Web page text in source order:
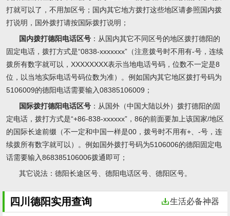
打就可以了，不用加区号；国内其它地方拨打这些地区请参照国内拨
打说明，国外拨打请按国际拨打说明；
国内拨打德阳电话区号：从国内其它不同区号的地区拨打德阳的
固定电话，拨打方式是“0838-xxxxxxx”（注意拨号时不用有-号，连续
拨所有数字就可以，XXXXXXXX表示当地电话号码，位数不一定是8
位，以当地实际电话号码位数为准）。例如国内其它地区拨打号码为
5106009的德阳电话需要输入08385106009；
国际拨打德阳电话区号：从国外（中国大陆以外）拨打德阳的固
定电话，拨打方式是“+86-838-xxxxxx”，86的前面要加上该国家/地区
的国际长途前缀（不一定和中国一样是00，拨号时不用有+、-号，连
续拨所有数字就可以）。例如国外拨打号码为5106006的德阳固定电
话需要输入868385106006拨通即可；
其它说法：德阳长途区号、德阳电话区号、德阳区号。
四川德阳实用查询 生活必备神器